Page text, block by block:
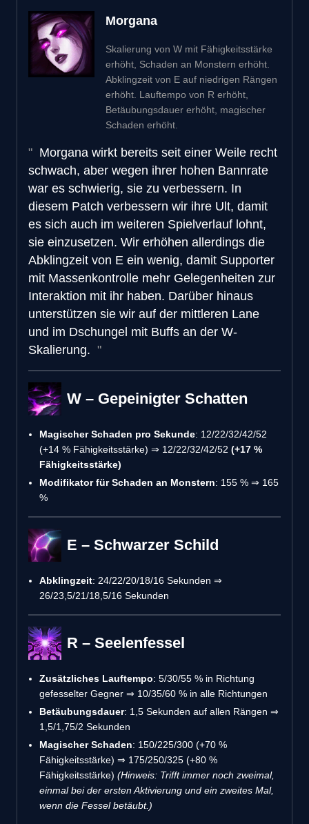
Morgana
Skalierung von W mit Fähigkeitsstärke
erhöht, Schaden an Monstern erhöht.
Abklingzeit von E auf niedrigen Rängen
erhöht. Lauftempo von R erhöht,
Betäubungsdauer erhöht, magischer
Schaden erhöht.
Morgana wirkt bereits seit einer Weile recht
schwach, aber wegen ihrer hohen Bannrate
war es schwierig, sie zu verbessern. In
diesem Patch verbessern wir ihre Ult, damit
es sich auch im weiteren Spielverlauf lohnt,
sie einzusetzen. Wir erhöhen allerdings die
Abklingzeit von E ein wenig, damit Supporter
mit Massenkontrolle mehr Gelegenheiten zur
Interaktion mit ihr haben. Darüber hinaus
unterstützen sie wir auf der mittleren Lane
und im Dschungel mit Buffs an der W-
Skalierung.
W – Gepeinigter Schatten
Magischer Schaden pro Sekunde: 12/22/32/42/52
(+14 % Fähigkeitsstärke) ⇒ 12/22/32/42/52 (+17 %
Fähigkeitsstärke)
Modifikator für Schaden an Monstern: 155 % ⇒ 165
%
E – Schwarzer Schild
Abklingzeit: 24/22/20/18/16 Sekunden ⇒
26/23,5/21/18,5/16 Sekunden
R – Seelenfessel
Zusätzliches Lauftempo: 5/30/55 % in Richtung
gefesselter Gegner ⇒ 10/35/60 % in alle Richtungen
Betäubungsdauer: 1,5 Sekunden auf allen Rängen ⇒
1,5/1,75/2 Sekunden
Magischer Schaden: 150/225/300 (+70 %
Fähigkeitsstärke) ⇒ 175/250/325 (+80 %
Fähigkeitsstärke) (Hinweis: Trifft immer noch zweimal,
einmal bei der ersten Aktivierung und ein zweites Mal,
wenn die Fessel betäubt.)